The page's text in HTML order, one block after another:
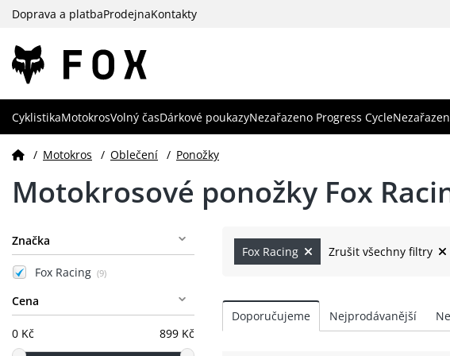
Doprava a platbaProdejnaKontakty
CyklistikaMotokrosVolný časDárkové poukazyNezařazeno Progress Cycle
/ Motokros / Oblečení / Ponožky
Motokrosové ponožky Fox
Značka
Fox Racing (9)
Cena
0 Kč 899 Kč
Fox Racing Zrušit všechny filtry